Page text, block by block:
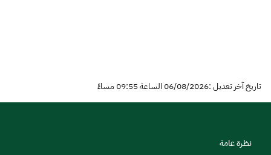
تاريخ آخر تعديل :06/08/2026 الساعة 09:55 مساءً
نظرة عامة